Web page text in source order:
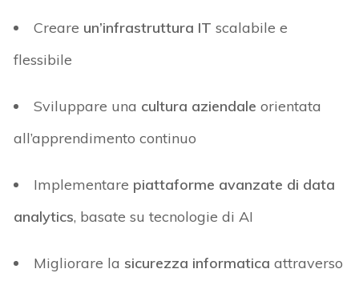
Creare un’infrastruttura IT scalabile e
flessibile
Sviluppare una cultura aziendale orientata
all’apprendimento continuo
Implementare piattaforme avanzate di data
analytics, basate su tecnologie di AI
Migliorare la sicurezza informatica attraverso